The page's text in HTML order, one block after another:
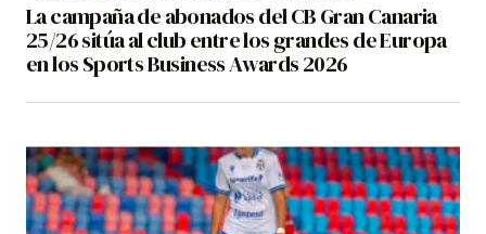
La campaña de abonados del CB Gran Canaria
25/26 sitúa al club entre los grandes de Europa
en los Sports Business Awards 2026